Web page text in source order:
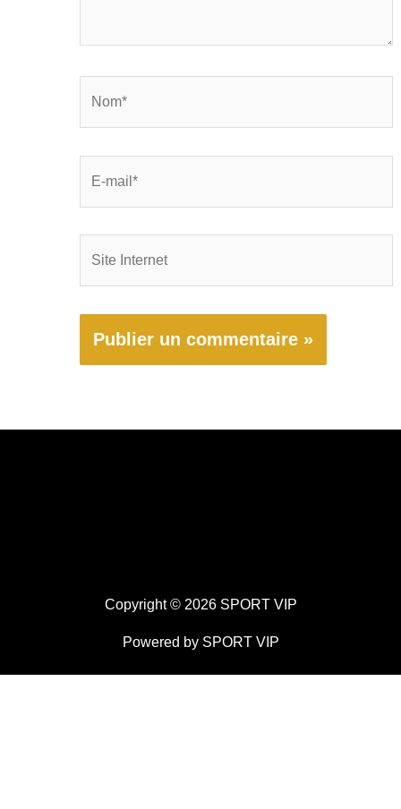
Copyright © 2026 SPORT VIP
Powered by SPORT VIP